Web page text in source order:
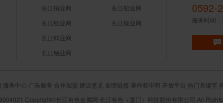
长江铜业网
长江铝业网
长江锌业网
长江锡业网
长江铅业网
长江镍业网
0592-
服务时间
服务中心 广告服务 合作加盟 建议意见 友情链接 著作权申明 开放平台 热门关键字
Copyright©长江有色金属网 长江有色（厦门）科技股份有限公司 All